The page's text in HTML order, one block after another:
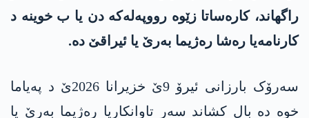
راگھاند، کارەساتا زێوه‌ رووپەلەکە دن یا ب خوینە د
کارنامەیا رەشا رەژیما بەرێ یا ئیراقێ دە.
سەرۆک بارزانی ئیرۆ 9ێ خزیرانا 2026ێ د پەیاما
خوە دە بال کشاند سەر تاوانکاریا رەژیما بەرێ یا